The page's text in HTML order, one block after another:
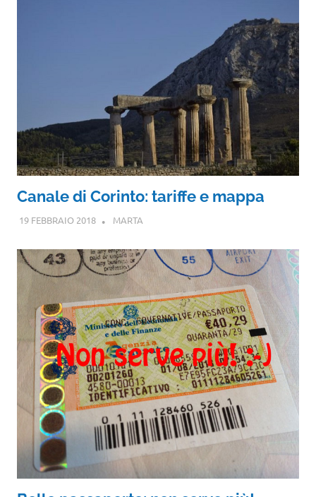
Canale di Corinto: tariffe e mappa
19 FEBBRAIO 2018 MARTA